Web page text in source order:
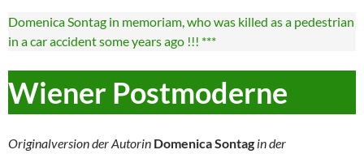
Domenica Sontag in memoriam, who was killed as a pedestrian
in a car accident some years ago !!! ***
Wiener Postmoderne
Originalversion der Autorin Domenica Sontag in der